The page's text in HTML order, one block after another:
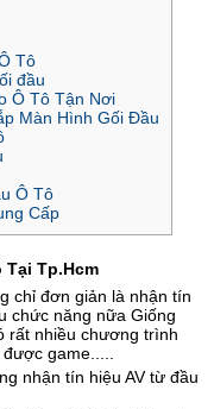
Tô
đầu
Ô Tô Tận Nơi
Màn Hình Gối Đầu
Ô Tô
Cấp
Tại Tp.Hcm
chỉ đơn giản là nhận tín
chức năng nữa Giống
rất nhiều chương trình
game.....
nhận tín hiệu AV từ đầu